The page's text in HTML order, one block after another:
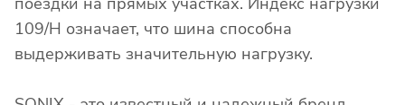
109/H означает, что шина способна
выдерживать значительную нагрузку.